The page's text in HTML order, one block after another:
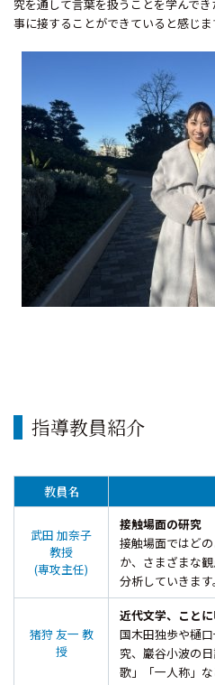
究を通して言葉を扱うことを学んで
事に接することができていると感じま
指導教員紹介
教員名
武田 加奈子
教授
(専攻主任)
接触場面の研究
接触場面ではど
か、さまざまな
分析していきます。
猪狩 友一 教
授
近代文学、こと
国木田独歩や樋
究、巖谷小波の
歌」「一人称」な